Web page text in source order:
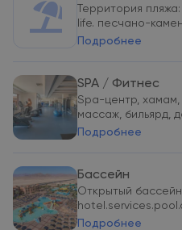
Территория
life. песчано-
Подробнее
SPA / Фитнес
Spa-центр, хамам,
массаж, бильярд,
Подробнее
Бассейн
Открытый
Подробнее